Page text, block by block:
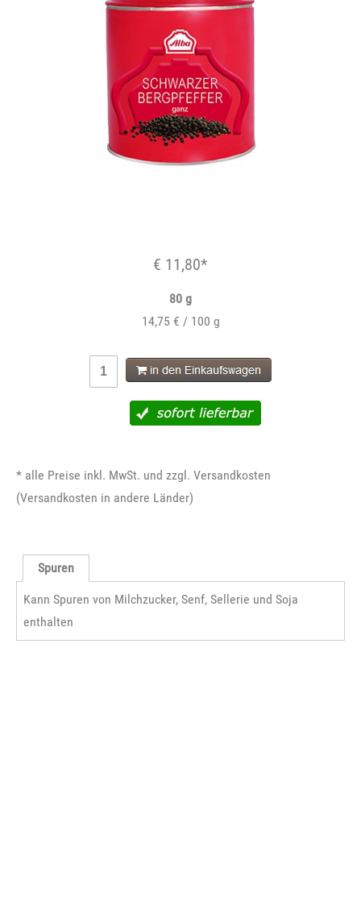
€ 11,80*
80 g
14,75 € / 100 g
* alle Preise inkl. MwSt. und zzgl. Versandkosten
(Versandkosten in andere Länder)
Spuren
Kann Spuren von Milchzucker, Senf, Sellerie und Soja
enthalten